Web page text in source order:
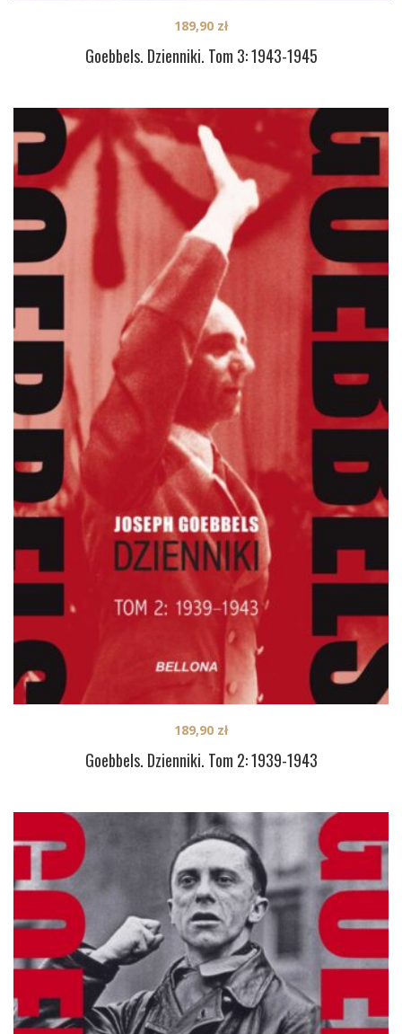
Goebbels. Dzienniki. Tom 3: 1943-1945
189,90 zł
Goebbels. Dzienniki. Tom 2: 1939-1943
189,90 zł